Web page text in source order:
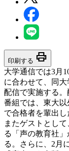
印刷する print
大学通信では3月
に合わせて、同
配信で実施する。
番組では、東大
で合格者を輩出し
またゲストとし
る「声の教育社
る。さらに、2月